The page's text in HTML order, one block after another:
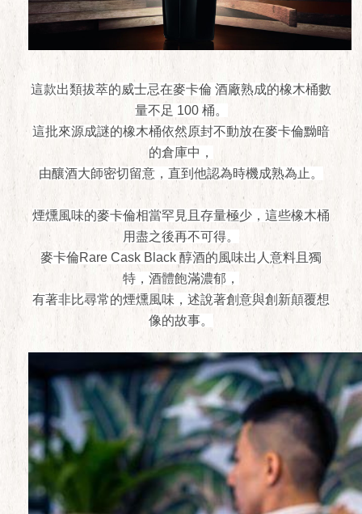
這款出類拔萃的威士忌在麥卡倫 酒廠熟成的橡木桶數
量不足 100 桶。
這批來源成謎的橡木桶依然原封不動放在麥卡倫黝暗
的倉庫中，
由釀酒大師密切留意，直到他認為時機成熟為止。
煙燻風味的麥卡倫相當罕見且存量極少，這些橡木桶
用盡之後再不可得。
麥卡倫Rare Cask Black 醇酒的風味出人意料且獨
特，酒體飽滿濃郁，
有著非比尋常的煙燻風味，述說著創意與創新顛覆想
像的故事。